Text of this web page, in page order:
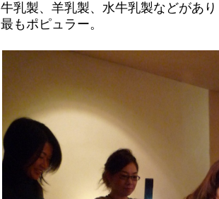
牛乳製、羊乳製、水牛乳製などがあ
最もポピュラー。